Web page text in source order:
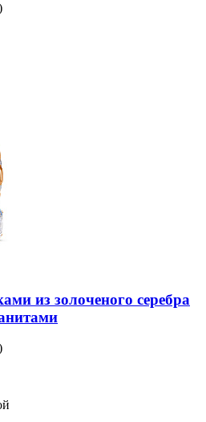
из золоченого серебра